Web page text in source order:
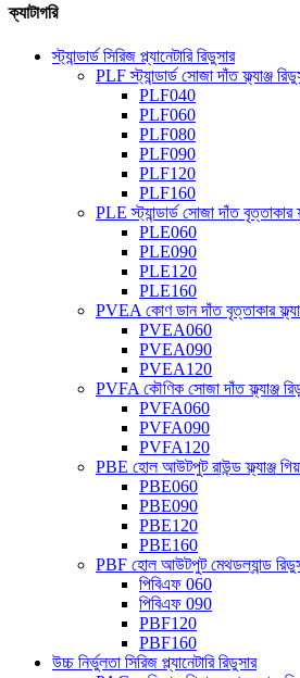
ক্যাটাগরি
স্ট্যান্ডার্ড সিরিজ প্ল্যানেটারি রিডুসার
PLF স্ট্যান্ডার্ড সোজা দাঁত ফ্ল্যাঞ্জ
PLF040
PLF060
PLF080
PLF090
PLF120
PLF160
PLE স্ট্যান্ডার্ড সোজা দাঁত বৃত্তাকার
PLE060
PLE090
PLE120
PLE160
PVEA কোণ ডান দাঁত বৃত্তাকার
PVEA060
PVEA090
PVEA120
PVFA কৌণিক সোজা দাঁত ফ্ল্যাঞ্জ
PVFA060
PVFA090
PVFA120
PBE হোল আউটপুট রাউন্ড ফ্ল্যাঞ্জ
PBE060
PBE090
PBE120
PBE160
PBF হোল আউটপুট মেথডল্যান্ড
পিবিএফ 060
পিবিএফ 090
PBF120
PBF160
উচ্চ নির্ভুলতা সিরিজ প্ল্যানেটারি রিডুসার